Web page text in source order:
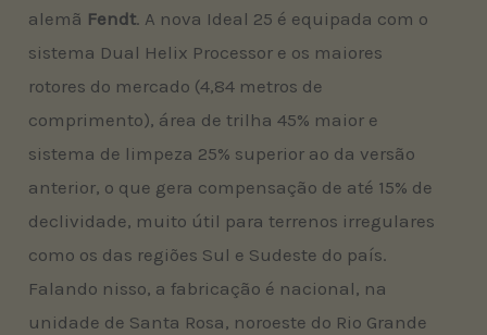
alemã Fendt. A nova Ideal 25 é equipada com o
sistema Dual Helix Processor e os maiores
rotores do mercado (4,84 metros de
comprimento), área de trilha 45% maior e
sistema de limpeza 25% superior ao da versão
anterior, o que gera compensação de até 15% de
declividade, muito útil para terrenos irregulares
como os das regiões Sul e Sudeste do país.
Falando nisso, a fabricação é nacional, na
unidade de Santa Rosa, noroeste do Rio Grande